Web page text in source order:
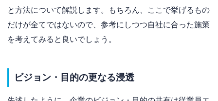
と方法について解説します。もちろん、ここで挙げるもの
だけが全てではないので、参考にしつつ自社に合った施策
を考えてみると良いでしょう。
ビジョン・目的の更なる浸透